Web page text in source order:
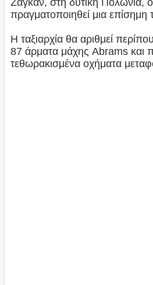
Ζαγκάν, στη δυτική Πολωνία,
πραγματοποιηθεί μια επίσημη
Η ταξιαρχία θα αριθμεί
87 άρματα μάχης Abrams και
τεθωρακισμένα οχήματα